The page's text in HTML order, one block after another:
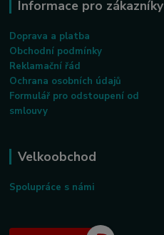
Informace pro zákazníky
Doprava a platba
Obchodní podmínky
Reklamační řád
Ochrana osobních údajů
Formulář pro odstoupení od
smlouvy
Velkoobchod
Spolupráce s námi